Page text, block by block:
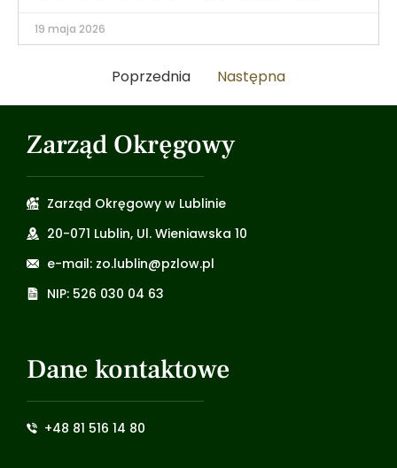
19 maja 2026
Poprzednia Następna
Zarząd Okręgowy
Zarząd Okręgowy w Lublinie
20-071 Lublin, Ul. Wieniawska 10
e-mail: zo.lublin@pzlow.pl
NIP: 526 030 04 63
Dane kontaktowe
+48 81 516 14 80